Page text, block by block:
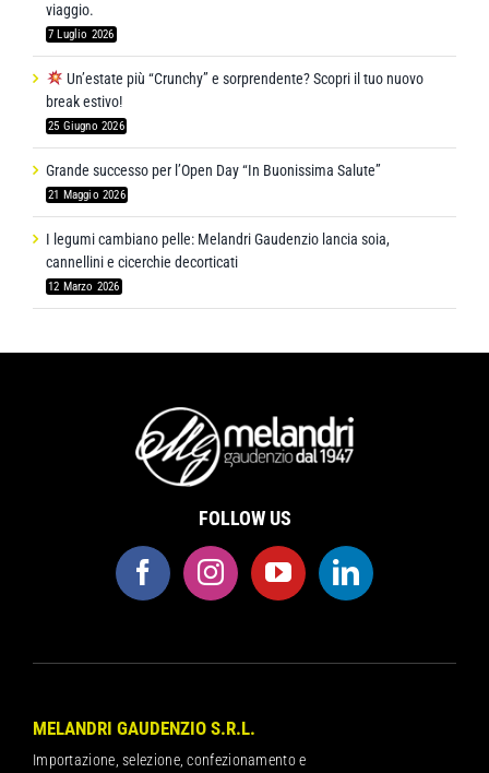
viaggio.
7 Luglio 2026
Un’estate più “Crunchy” e sorprendente? Scopri il tuo nuovo
break estivo!
25 Giugno 2026
Grande successo per l’Open Day “In Buonissima Salute”
21 Maggio 2026
I legumi cambiano pelle: Melandri Gaudenzio lancia soia,
cannellini e cicerchie decorticati
12 Marzo 2026
FOLLOW US
MELANDRI GAUDENZIO S.R.L.
Importazione, selezione, confezionamento e